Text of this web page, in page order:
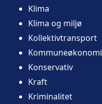
Klima
Klima og miljø
Kollektivtransport
Kommuneøkonomi
Konservativ
Kraft
Kriminalitet